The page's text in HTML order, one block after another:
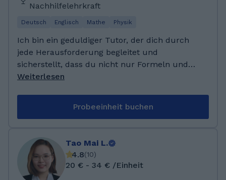
Nachhilfelehrkraft
Deutsch Englisch Mathe Physik
Ich bin ein geduldiger Tutor, der dich durch
jede Herausforderung begleitet und
sicherstellt, dass du nicht nur Formeln und
Fakten auswendig lernst, sondern wirklich
Gymnasium im Nürnberg besucht und dort
Abitur gemacht. Danach habe ich drei
Semester Computerlinguistik in Heidelberg
studiert. Später habe ich Wirtschaftsinformatik
Weiterlesen
Probeeinheit buchen
Tao Mai L.
4.8(10)
20 € - 34 € /Einheit